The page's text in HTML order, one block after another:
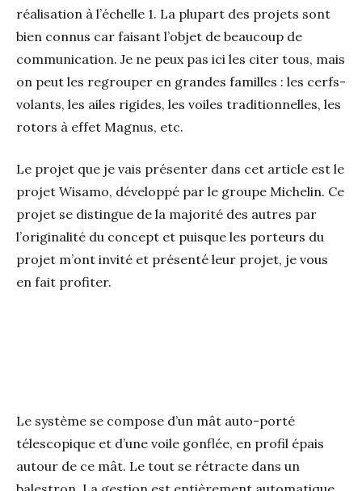
réalisation à l’échelle 1. La plupart des projets sont
bien connus car faisant l’objet de beaucoup de
communication. Je ne peux pas ici les citer tous, mais
on peut les regrouper en grandes familles : les cerfs-
volants, les ailes rigides, les voiles traditionnelles, les
rotors à effet Magnus, etc.
Le projet que je vais présenter dans cet article est le
projet Wisamo, développé par le groupe Michelin. Ce
projet se distingue de la majorité des autres par
l’originalité du concept et puisque les porteurs du
projet m’ont invité et présenté leur projet, je vous
en fait profiter.
Le système se compose d’un mât auto-porté
télescopique et d’une voile gonflée, en profil épais
autour de ce mât. Le tout se rétracte dans un